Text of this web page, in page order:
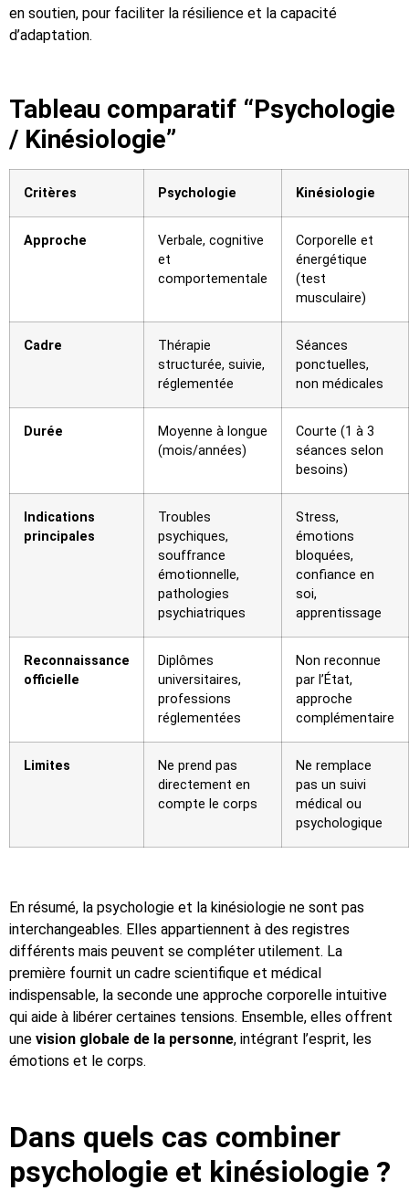
en soutien, pour faciliter la résilience et la capacité
d’adaptation.
Tableau comparatif “Psychologie
/ Kinésiologie”
Critères Psychologie Kinésiologie
Approche
Verbale, cognitive
et
comportementale
Corporelle et
énergétique
(test
musculaire)
Cadre
Thérapie
structurée, suivie,
réglementée
Séances
ponctuelles,
non médicales
Durée
Moyenne à longue
(mois/années)
Courte (1 à 3
séances selon
besoins)
Indications
principales
Troubles
psychiques,
souffrance
émotionnelle,
pathologies
psychiatriques
Stress,
émotions
bloquées,
confiance en
soi,
apprentissage
Reconnaissance
officielle
Diplômes
universitaires,
professions
réglementées
Non reconnue
par l’État,
approche
complémentaire
Limites
Ne prend pas
directement en
compte le corps
Ne remplace
pas un suivi
médical ou
psychologique
En résumé, la psychologie et la kinésiologie ne sont pas
interchangeables. Elles appartiennent à des registres
différents mais peuvent se compléter utilement. La
première fournit un cadre scientifique et médical
indispensable, la seconde une approche corporelle intuitive
qui aide à libérer certaines tensions. Ensemble, elles offrent
une vision globale de la personne, intégrant l’esprit, les
émotions et le corps.
Dans quels cas combiner
psychologie et kinésiologie ?